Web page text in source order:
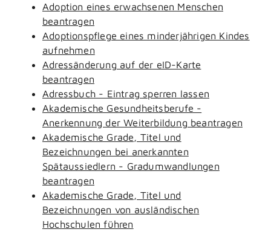
Adoption eines erwachsenen Menschen
beantragen
Adoptionspflege eines minderjährigen Kindes
aufnehmen
Adressänderung auf der eID-Karte
beantragen
Adressbuch - Eintrag sperren lassen
Akademische Gesundheitsberufe -
Anerkennung der Weiterbildung beantragen
Akademische Grade, Titel und
Bezeichnungen bei anerkannten
Spätaussiedlern - Gradumwandlungen
beantragen
Akademische Grade, Titel und
Bezeichnungen von ausländischen
Hochschulen führen